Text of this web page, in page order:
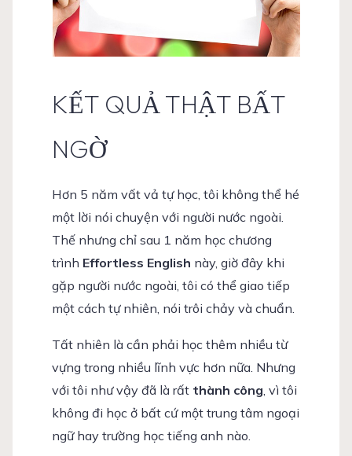
KẾT QUẢ THẬT BẤT
NGỜ
Hơn 5 năm vất vả tự học, tôi không thể hé
một lời nói chuyện với người nước ngoài.
Thế nhưng chỉ sau 1 năm học chương
trình Effortless English này, giờ đây khi
gặp người nước ngoài, tôi có thể giao tiếp
một cách tự nhiên, nói trôi chảy và chuẩn.
Tất nhiên là cần phải học thêm nhiều từ
vựng trong nhiều lĩnh vực hơn nữa. Nhưng
với tôi như vậy đã là rất thành công , vì tôi
không đi học ở bất cứ một trung tâm ngoại
ngữ hay trường học tiếng anh nào.